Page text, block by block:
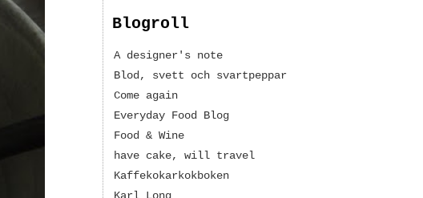
Blogroll
A designer's note
Blod, svett och svartpeppar
Come again
Everyday Food Blog
Food & Wine
have cake, will travel
Kaffekokarkokboken
Karl Long